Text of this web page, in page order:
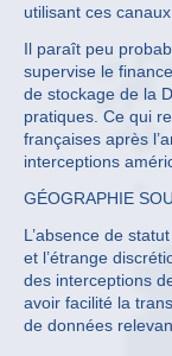
utilisant ces canaux.
Il paraît peu
supervise le
de stockage de la
pratiques. Ce qui
françaises après
interceptions
GÉOGRAPHIE
L’absence de
et l’étrange
des interceptions
avoir facilité la
de données